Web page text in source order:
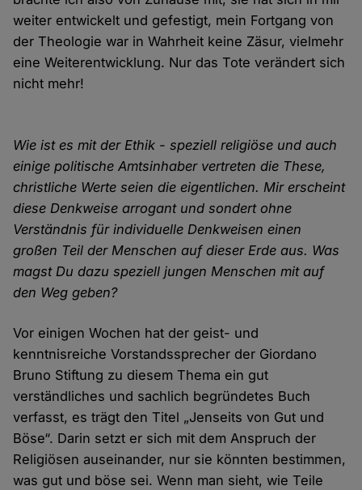
weiter entwickelt und gefestigt, mein Fortgang von
der Theologie war in Wahrheit keine Zäsur, vielmehr
eine Weiterentwicklung. Nur das Tote verändert sich
nicht mehr!
Wie ist es mit der Ethik - speziell religiöse und auch
einige politische Amtsinhaber vertreten die These,
christliche Werte seien die eigentlichen. Mir erscheint
diese Denkweise arrogant und sondert ohne
Verständnis für individuelle Denkweisen einen
großen Teil der Menschen auf dieser Erde aus. Was
magst Du dazu speziell jungen Menschen mit auf
den Weg geben?
Vor einigen Wochen hat der geist- und
kenntnisreiche Vorstandssprecher der Giordano
Bruno Stiftung zu diesem Thema ein gut
verständliches und sachlich begründetes Buch
verfasst, es trägt den Titel „Jenseits von Gut und
Böse“. Darin setzt er sich mit dem Anspruch der
Religiösen auseinander, nur sie könnten bestimmen,
was gut und böse sei. Wenn man sieht, wie Teile